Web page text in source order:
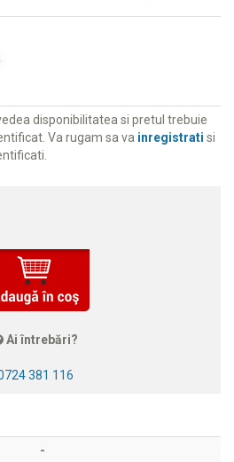
disponibilitatea si pretul trebuie
Va rugam sa va inregistrati si
Ai întrebări?
381 116
-